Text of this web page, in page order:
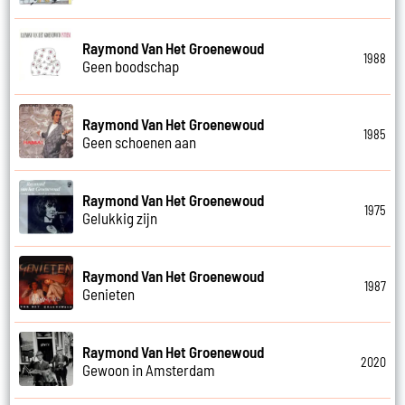
Raymond Van Het Groenewoud
Geen boodschap
1988
Raymond Van Het Groenewoud
Geen schoenen aan
1985
Raymond Van Het Groenewoud
Gelukkig zijn
1975
Raymond Van Het Groenewoud
Genieten
1987
Raymond Van Het Groenewoud
Gewoon in Amsterdam
2020